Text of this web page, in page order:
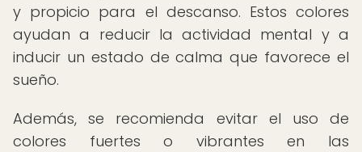
y propicio para el descanso. Estos colores
ayudan a reducir la actividad mental y a
inducir un estado de calma que favorece el
sueño.
Además, se recomienda evitar el uso de
colores fuertes o vibrantes en las